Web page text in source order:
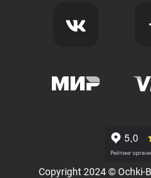
Copyright 2024 © Ochki-